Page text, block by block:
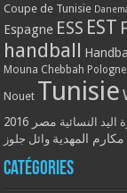
Coupe de Tunisie
Espagne ESS EST
handball
Mouna Chebbah Pologne
Nouet Tunisie
اليد النسائية مصر 2016
مكارم المهدية وائل جلوز
Catégories